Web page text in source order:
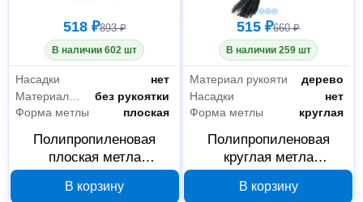
518 ₽893 ₽
В наличии 602 шт
Насадки
нет
без рукоятки
Форма метлы
плоская
Полипропиленовая
плоская метла
регулируемой
В корзину
515 ₽660 ₽
В наличии 259 шт
Материал рукояти
дерево
Насадки
нет
Форма метлы
круглая
Полипропиленовая
круглая метла
черенком
В корзину